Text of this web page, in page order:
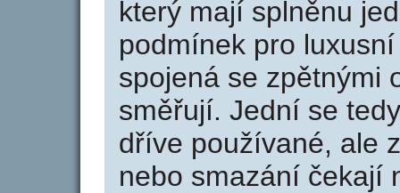
který mají splněnu
podmínek pro
spojená se zpětnými
směřují. Jední se
dříve používané, ale
nebo smazání čekají